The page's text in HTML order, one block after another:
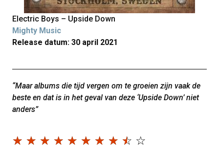
Electric Boys – Upside Down
Mighty Music
Release datum: 30 april 2021
“Maar albums die tijd vergen om te groeien zijn vaak de
beste en dat is in het geval van deze ‘Upside Down’ niet
anders”
☆ ☆ ☆ ☆ ☆ ☆ ☆ ☆ ☆ ☆